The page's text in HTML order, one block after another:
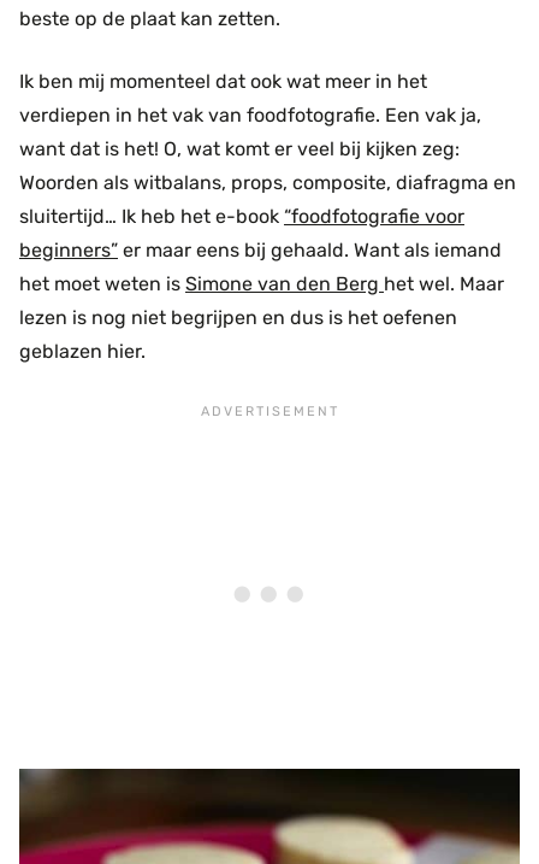
beste op de plaat kan zetten.
Ik ben mij momenteel dat ook wat meer in het
verdiepen in het vak van foodfotografie. Een vak ja,
want dat is het! O, wat komt er veel bij kijken zeg:
Woorden als witbalans, props, composite, diafragma en
sluitertijd… Ik heb het e-book “foodfotografie voor
beginners” er maar eens bij gehaald. Want als iemand
het moet weten is Simone van den Berg het wel. Maar
lezen is nog niet begrijpen en dus is het oefenen
geblazen hier.